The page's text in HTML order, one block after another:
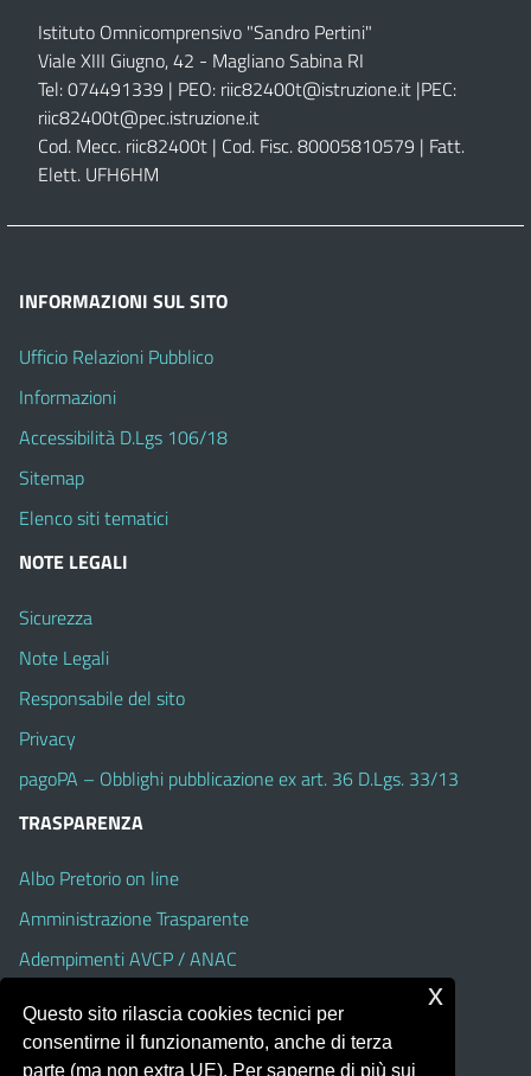
Istituto Omnicomprensivo "Sandro Pertini"
Viale XIII Giugno, 42 - Magliano Sabina RI
Tel: 074491339 | PEO: riic82400t@istruzione.it |PEC:
riic82400t@pec.istruzione.it
Cod. Mecc. riic82400t | Cod. Fisc. 80005810579 | Fatt.
Elett. UFH6HM
INFORMAZIONI SUL SITO
Ufficio Relazioni Pubblico
Informazioni
Accessibilità D.Lgs 106/18
Sitemap
Elenco siti tematici
NOTE LEGALI
Sicurezza
Note Legali
Responsabile del sito
Privacy
pagoPA – Obblighi pubblicazione ex art. 36 D.Lgs. 33/13
TRASPARENZA
Albo Pretorio on line
Amministrazione Trasparente
Adempimenti AVCP / ANAC
Accesso Civico
Dichiarazione di accessibilità
Questo sito rilascia cookies tecnici per
consentirne il funzionamento, anche di terza
parte (ma non extra UE). Per saperne di più sui
x